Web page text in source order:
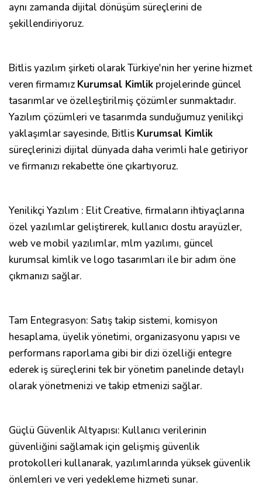
aynı zamanda dijital dönüşüm süreçlerini de
şekillendiriyoruz.
Bitlis yazılım şirketi olarak Türkiye'nin her yerine hizmet
veren firmamız Kurumsal Kimlik projelerinde güncel
tasarımlar ve özelleştirilmiş çözümler sunmaktadır.
Yazılım çözümleri ve tasarımda sunduğumuz yenilikçi
yaklaşımlar sayesinde, Bitlis Kurumsal Kimlik
süreçlerinizi dijital dünyada daha verimli hale getiriyor
ve firmanızı rekabette öne çıkartıyoruz.
Yenilikçi Yazılım : Elit Creative, firmaların ihtiyaçlarına
özel yazılımlar geliştirerek, kullanıcı dostu arayüzler,
web ve mobil yazılımlar, mlm yazılımı, güncel
kurumsal kimlik ve logo tasarımları ile bir adım öne
çıkmanızı sağlar.
Tam Entegrasyon: Satış takip sistemi, komisyon
hesaplama, üyelik yönetimi, organizasyonu yapısı ve
performans raporlama gibi bir dizi özelliği entegre
ederek iş süreçlerini tek bir yönetim panelinde detaylı
olarak yönetmenizi ve takip etmenizi sağlar.
Güçlü Güvenlik Altyapısı: Kullanıcı verilerinin
güvenliğini sağlamak için gelişmiş güvenlik
protokolleri kullanarak, yazılımlarında yüksek güvenlik
önlemleri ve veri yedekleme hizmeti sunar.